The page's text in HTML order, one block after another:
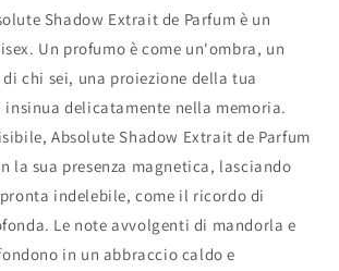
Shadow Extrait de Parfum è un
Un profumo è come un'ombra, un
chi sei, una proiezione della tua
insinua delicatamente nella memoria.
Absolute Shadow Extrait de Parfum
la sua presenza magnetica, lasciando
indelebile, come il ricordo di
Le note avvolgenti di mandorla e
in un abbraccio caldo e